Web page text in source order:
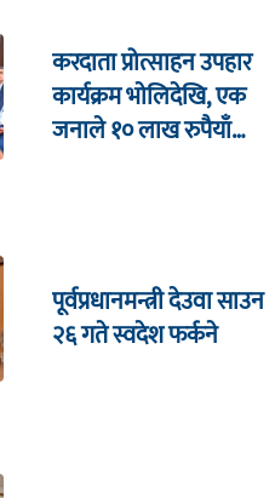
करदाता प्रोत्साहन उपहार
कार्यक्रम भाेलिदेखि, एक
जनाले १० लाख रुपैयाँ
पूर्वप्रधानमन्त्री देउवा साउन
२६ गते स्वदेश फर्कने